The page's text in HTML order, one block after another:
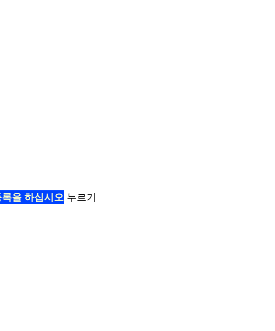
을 하십시오 누르기